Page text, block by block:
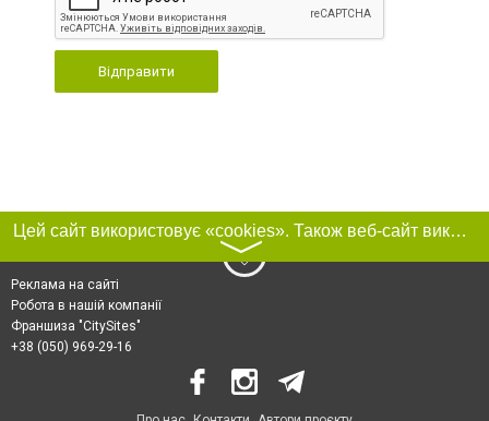
Відправити
Цей сайт використовує «cookies». Також веб-сайт використовує інтернет-сервіс для збору технічних даних стосовно відвідувачів з метою отримання маркетингової та статистичної інформації. Умови обробки даних відвідувачів сайту див.
〉
Реклама на сайті
Робота в нашій компанії
Франшиза "CitySites"
+38 (050) 969-29-16